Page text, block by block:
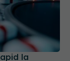
la